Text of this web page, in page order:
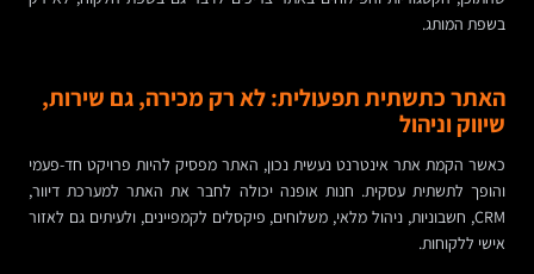
בשפת המותג.
האתר כתשתית תפעולית: לא רק מכירה, גם שירות,
שיווק וניהול
כאשר הקמת אתר אינטרנט נעשית נכון, האתר מפסיק להיות פרויקט חד-פעמי
והופך לתשתית עסקית. חנות אופנה יכולה לחבר את האתר למערכת דיוור,
CRM, חשבוניות, ניהול מלאי, משלוחים, פיקסלים לקמפיינים, ולעיתים גם לאזור
אישי ללקוחות.